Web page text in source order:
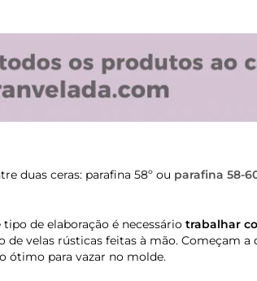
duas ceras: parafina 58º ou parafina 58-
tipo de elaboração é necessário trabalhar
de velas rústicas feitas à mão. Começam a
ótimo para vazar no molde.